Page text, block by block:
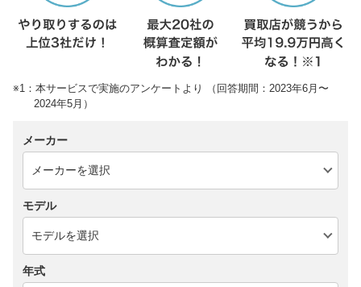
※1：本サービスで実施のアンケートより （回答期間：2023年6月〜
2024年5月）
メーカー
モデル
年式